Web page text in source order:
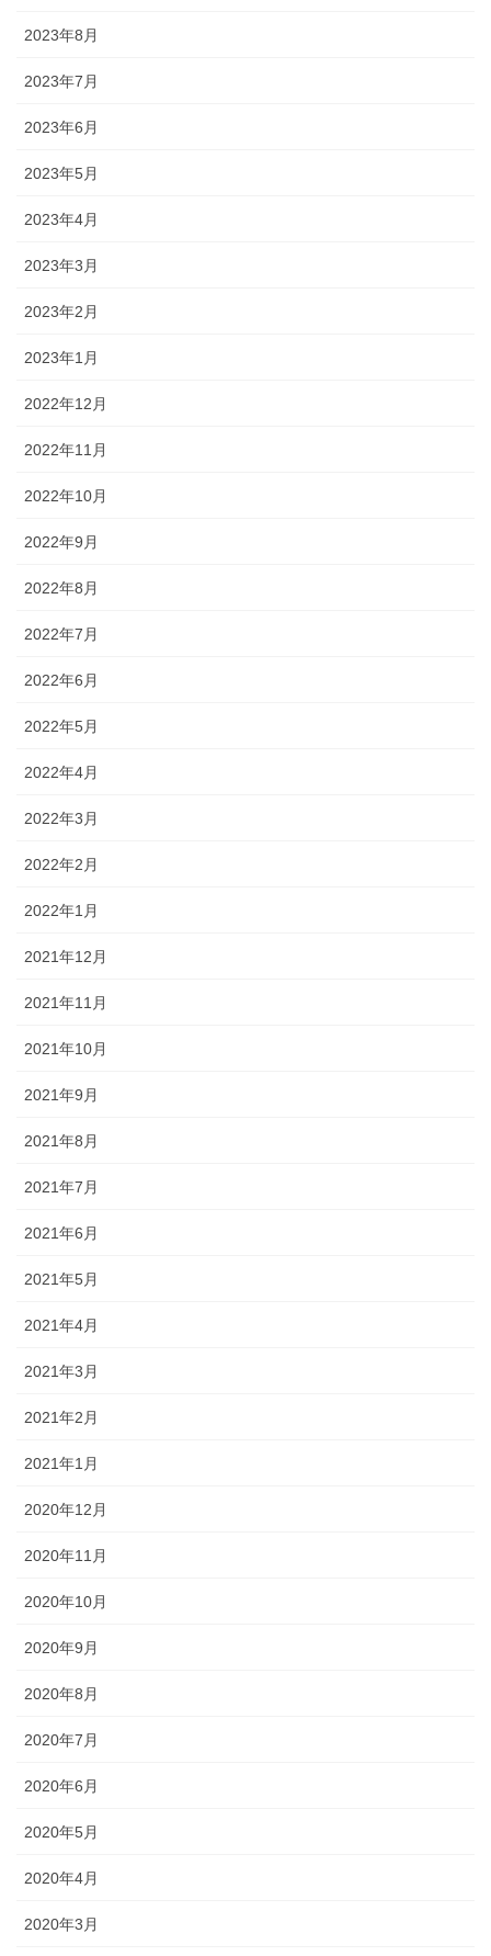
2023年8月
2023年7月
2023年6月
2023年5月
2023年4月
2023年3月
2023年2月
2023年1月
2022年12月
2022年11月
2022年10月
2022年9月
2022年8月
2022年7月
2022年6月
2022年5月
2022年4月
2022年3月
2022年2月
2022年1月
2021年12月
2021年11月
2021年10月
2021年9月
2021年8月
2021年7月
2021年6月
2021年5月
2021年4月
2021年3月
2021年2月
2021年1月
2020年12月
2020年11月
2020年10月
2020年9月
2020年8月
2020年7月
2020年6月
2020年5月
2020年4月
2020年3月